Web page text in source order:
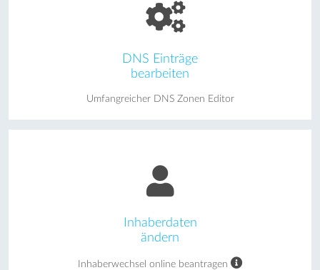
DNS Einträge
bearbeiten
Umfangreicher DNS Zonen Editor
Inhaberdaten
ändern
Inhaberwechsel online beantragen